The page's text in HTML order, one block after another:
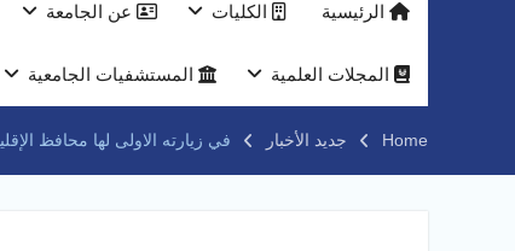
والخدمية بجامعة سوهاج الجديدة
فى أولى أيام المرحلة الأولى للتنسيق
الاول في الابتكار وتمكين المراة والمركز
الرئيسية الكليات عن الجامعة
المجلات العلمية المستشفيات الجامعية
Home جديد الأخبار في زيارته الاولى لها محافظ